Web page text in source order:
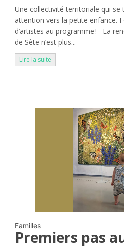
Une collectivité territoriale qui se
attention vers la petite enfance.
d’artistes au programme ! La
de Sète n’est plus...
Lire la suite
Familles
Premiers pas